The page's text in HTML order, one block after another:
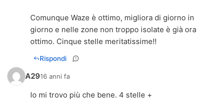
Comunque Waze è ottimo, migliora di giorno in
giorno e nelle zone non troppo isolate è già ora
ottimo. Cinque stelle meritatissime!!
Rispondi
A2916 anni fa
Io mi trovo più che bene. 4 stelle +